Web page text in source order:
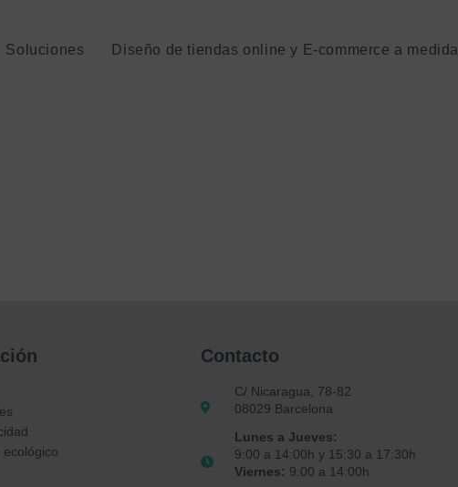
Soluciones Diseño de tiendas online y E-commerce a medida
Contacto
C/ Nicaragua, 78-82
08029 Barcelona
Lunes a Jueves:
9:00 a 14:00h y 15:30 a 17:30h
Viernes: 9:00 a 14:00h